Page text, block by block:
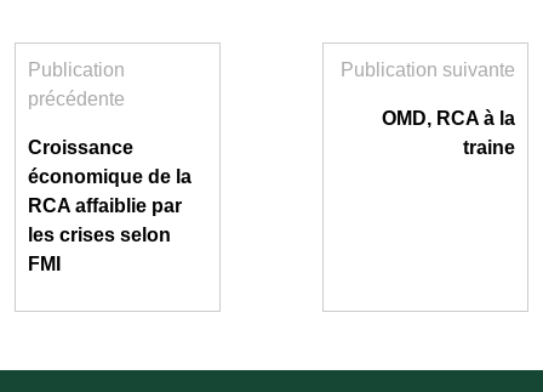
Publication
précédente
Croissance
économique de la
RCA affaiblie par
les crises selon
FMI
Publication suivante
OMD, RCA à la
traine